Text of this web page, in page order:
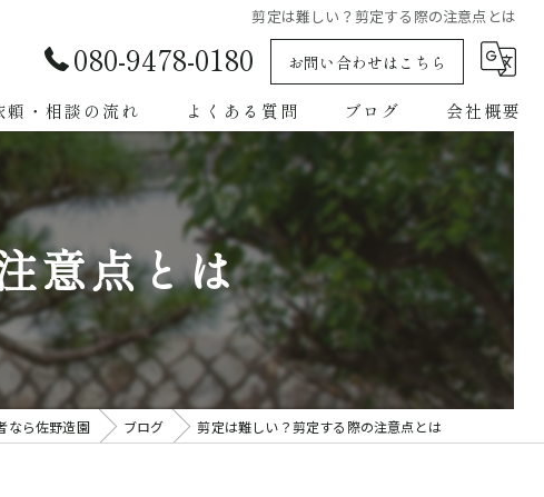
剪定は難しい？剪定する際の注意点とは
080-9478-0180 お問い合わせはこちら
頼・相談の流れ よくある質問 ブログ 会社概要
意点とは
なら佐野造園 ブログ 剪定は難しい？剪定する際の注意点とは